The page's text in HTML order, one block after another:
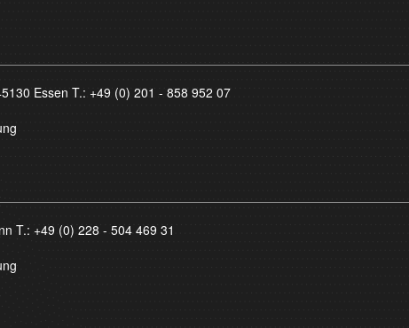
Essen T.: +49 (0) 201 - 858 952 07
T.: +49 (0) 228 - 504 469 31